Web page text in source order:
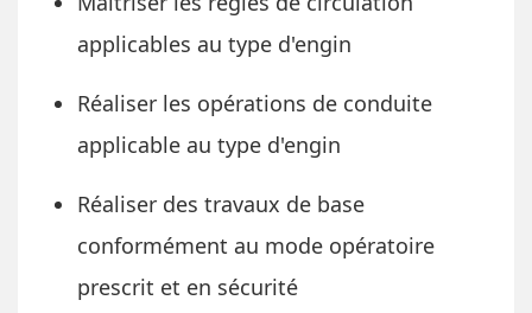
applicables au type d'engin
Réaliser les opérations de conduite
applicable au type d'engin
Réaliser des travaux de base
conformément au mode opératoire
prescrit et en sécurité